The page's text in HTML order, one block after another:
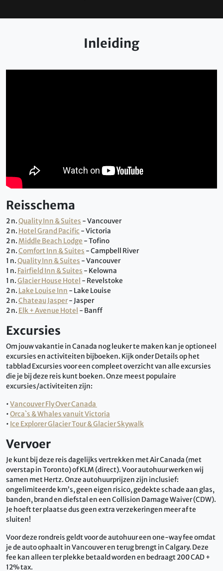
Inleiding
Reisschema
2 n.Quality Inn & Suites - Vancouver
2 n. Hotel Grand Pacific - Victoria
2 n. Middle Beach Lodge - Tofino
2 n.Comfort Inn & Suites - Campbell River
1 n.Quality Inn & Suites - Vancouver
1 n. Fairfield Inn & Suites - Kelowna
1 n.Glacier House Hotel - Revelstoke
2 n. Lake Louise Inn - Lake Louise
2 n.Chateau Jasper- Jasper
2 n. Elk + Avenue Hotel - Banff
Excursies
Om jouw vakantie in Canada nog leuker te maken kan je optioneel
excursies en activiteiten bijboeken. Kijk onder Details op het
tabblad Excursies voor een compleet overzicht van alle excursies
die je bij deze reis kunt boeken. Onze meest populaire
excursies/activiteiten zijn:
•Vancouver Fly Over Canada
•Orca`s & Whales vanuit Victoria
• Ice Explorer Glacier Tour & Glacier Skywalk
Vervoer
Je kunt bij deze reis dagelijks vertrekken met Air Canada (met
overstap in Toronto) of KLM (direct). Voor autohuur werken wij
samen met Hertz.Onze autohuurprijzen zijn inclusief:
ongelimiteerde km’s, geen eigen risico, gedekte schade aan glas,
banden, brand en diefstal en een Collision Damage Waiver (CDW).
Je hoeft ter plaatse dus geen extra verzekeringen meer af te
sluiten!
Voor deze rondreis geldt voor de autohuur een one-way fee omdat
je de auto ophaalt in Vancouver en terug brengt in Calgary. Deze
fee kan alleen ter plekke betaald worden en bedraagt 200 CAD +
12% tax.